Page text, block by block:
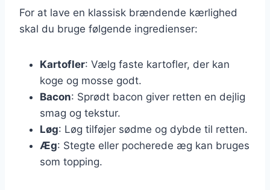
For at lave en klassisk brændende kærlighed
skal du bruge følgende ingredienser:
Kartofler: Vælg faste kartofler, der kan
koge og mosse godt.
Bacon: Sprødt bacon giver retten en dejlig
smag og tekstur.
Løg: Løg tilføjer sødme og dybde til retten.
Æg: Stegte eller pocherede æg kan bruges
som topping.